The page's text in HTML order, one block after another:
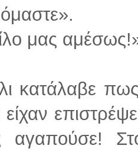
μας
κατάλαβε
είχαν